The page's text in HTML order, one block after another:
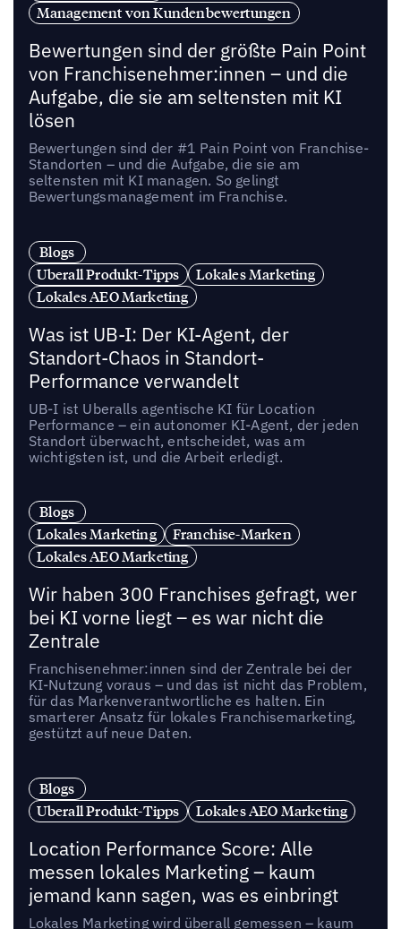
Management von Kundenbewertungen
Bewertungen sind der größte Pain Point
von Franchisenehmer:innen – und die
Aufgabe, die sie am seltensten mit KI
lösen
Bewertungen sind der #1 Pain Point von Franchise-
Standorten – und die Aufgabe, die sie am
seltensten mit KI managen. So gelingt
Bewertungsmanagement im Franchise.
Blogs
Uberall Produkt-Tipps
Lokales Marketing
Lokales AEO Marketing
Was ist UB-I: Der KI-Agent, der
Standort-Chaos in Standort-
Performance verwandelt
UB-I ist Uberalls agentische KI für Location
Performance – ein autonomer KI-Agent, der jeden
Standort überwacht, entscheidet, was am
wichtigsten ist, und die Arbeit erledigt.
Blogs
Lokales Marketing
Franchise-Marken
Lokales AEO Marketing
Wir haben 300 Franchises gefragt, wer
bei KI vorne liegt – es war nicht die
Zentrale
Franchisenehmer:innen sind der Zentrale bei der
KI-Nutzung voraus – und das ist nicht das Problem,
für das Markenverantwortliche es halten. Ein
smarterer Ansatz für lokales Franchisemarketing,
gestützt auf neue Daten.
Blogs
Uberall Produkt-Tipps
Lokales AEO Marketing
Location Performance Score: Alle
messen lokales Marketing – kaum
jemand kann sagen, was es einbringt
Lokales Marketing wird überall gemessen – kaum